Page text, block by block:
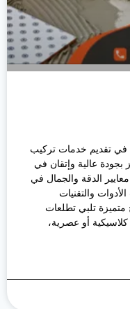
في تقديم خدمات تركيب
عالية وإتقان في
الدقة والجمال في
والتقنيات
تلبي تطلعات
أو عصرية،